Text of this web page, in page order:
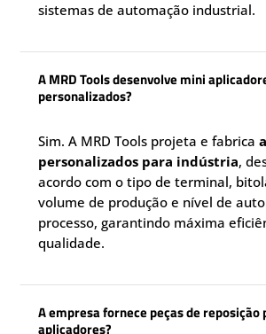
sistemas de automação industrial.
A MRD Tools desenvolve mini
personalizados?
Sim. A MRD Tools projeta e fabrica
personalizados para indústria,
acordo com o tipo de terminal,
volume de produção e nível de
processo, garantindo máxima
qualidade.
A empresa fornece peças de reposição
aplicadores?